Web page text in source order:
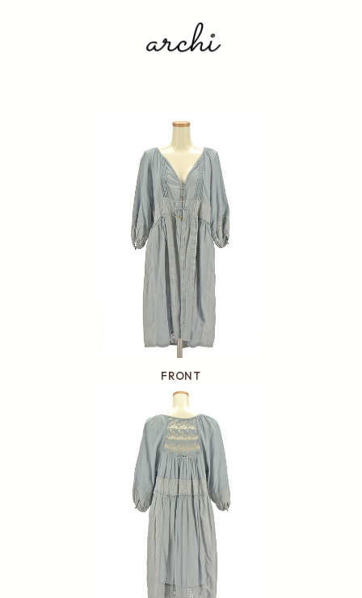
FRONT